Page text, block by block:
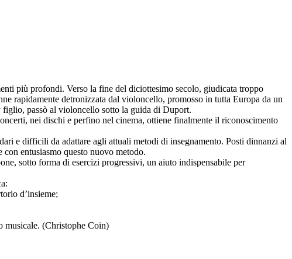
più profondi. Verso la fine del diciottesimo secolo, giudicata troppo
rapidamente detronizzata dal violoncello, promosso in tutta Europa da un
passò al violoncello sotto la guida di Duport.
nei dischi e perfino nel cinema, ottiene finalmente il riconoscimento
e difficili da adattare agli attuali metodi di insegnamento. Posti dinnanzi al
entusiasmo questo nuovo metodo.
sotto forma di esercizi progressivi, un aiuto indispensabile per
d’insieme;
musicale. (Christophe Coin)